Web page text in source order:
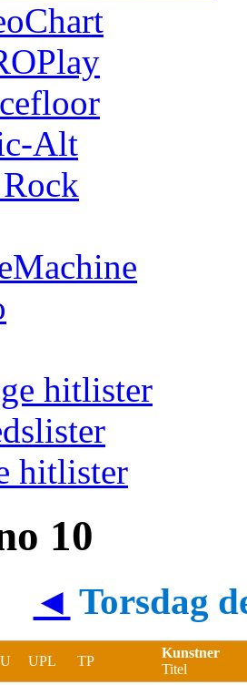
Alt
hitlister
hitlister
10
◄ Torsdag
UPL TP
Kunstner
Titel